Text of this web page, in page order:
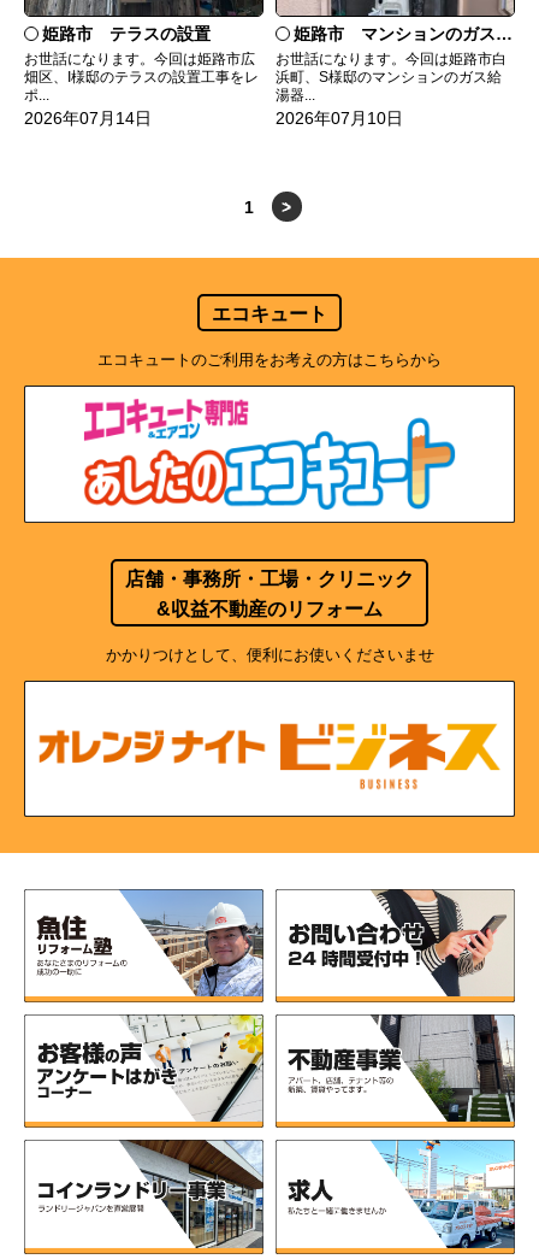
姫路市 テラスの設置
お世話になります。今回は姫路市広
畑区、I様邸のテラスの設置工事をレ
ポ...
2026年07月14日
姫路市 マンションのガス給湯器の交換
お世話になります。今回は姫路市白
浜町、S様邸のマンションのガス給
湯器...
2026年07月10日
1 >
エコキュート
エコキュートのご利用をお考えの方はこちらから
店舗・事務所・工場・クリニック
&収益不動産のリフォーム
かかりつけとして、便利にお使いくださいませ